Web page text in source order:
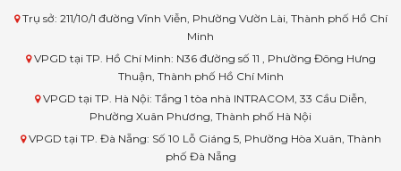
Trụ sở: 211/10/1 đường Vĩnh Viễn, Phường Vườn Lài, Thành phố Hồ Chí
Minh
VPGD tại TP. Hồ Chí Minh: N36 đường số 11 , Phường Đông Hưng
Thuận, Thành phố Hồ Chí Minh
VPGD tại TP. Hà Nội: Tầng 1 tòa nhà INTRACOM, 33 Cầu Diễn,
Phường Xuân Phương, Thành phố Hà Nội
VPGD tại TP. Đà Nẵng: Số 10 Lỗ Giáng 5, Phường Hòa Xuân, Thành
phố Đà Nẵng